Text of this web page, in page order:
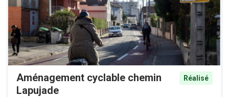
Aménagement cyclable chemin
Lapujade
Réalisé